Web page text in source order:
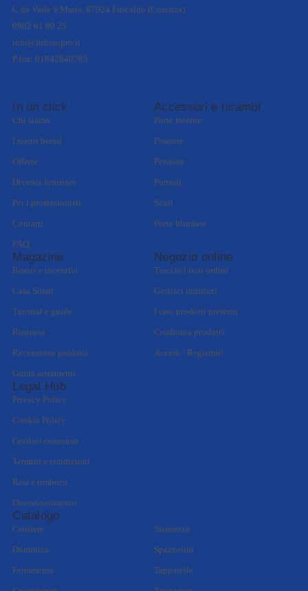
C.da Valle S.Maria, 87024 Fuscaldo (Cosenza)
0982 61 80 25
info@infissopro.it
P.Iva: 01842840785
In un click
Chi siamo
I nostri brand
Offerte
Diventa fornitore
Per i professionisti
Contatti
FAQ
Accessori e ricambi
Porte interne
Finestre
Persiane
Portoni
Scuri
Porte blindate
Magazine
Bonus e incentivi
Casa Smart
Tutorial e guide
Business
Recensione prodotti
Guida serramenti
Negozio online
Traccia i tuoi ordini
Gestisci indirizzi
I tuoi prodotti preferiti
Confronta prodotti
Accedi / Registrati
Legal Hub
Privacy Policy
Cookie Policy
Gestisci consenso
Termini e condizioni
Resi e rimborsi
Disconoscimento
Catalogo
Cerniere
Domotica
Ferramenta
Sicurezza
Spazzolini
Tapparelle